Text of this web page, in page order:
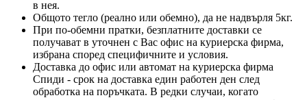
в нея.
Общото тегло (реално или обемно), да не надвърля 5кг.
При по-обемни пратки, безплатните доставки се
получават в уточнен с Вас офис на куриерска фирма,
избрана според специфичните и условия.
Доставка до офис или автомат на куриерска фирма
Спиди - срок на доставка един работен ден след
обработка на поръчката. В редки случаи, когато